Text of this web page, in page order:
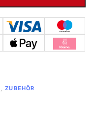
,ZUBEHÖR